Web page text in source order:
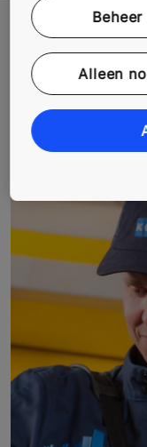
Alleen